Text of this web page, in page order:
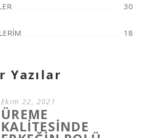
30
18
Yazılar
Ekim 22, 2021
ÜREME
KALİTESİNDE